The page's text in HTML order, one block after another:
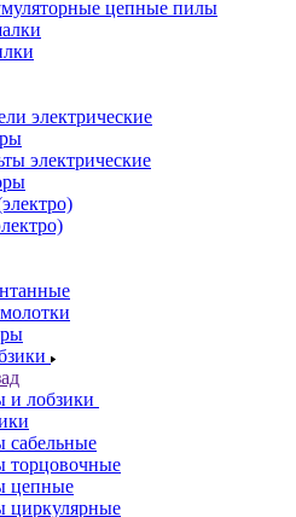
цепные пилы
электрические
электрические
и лобзики
торцовочные
цепные
циркулярные